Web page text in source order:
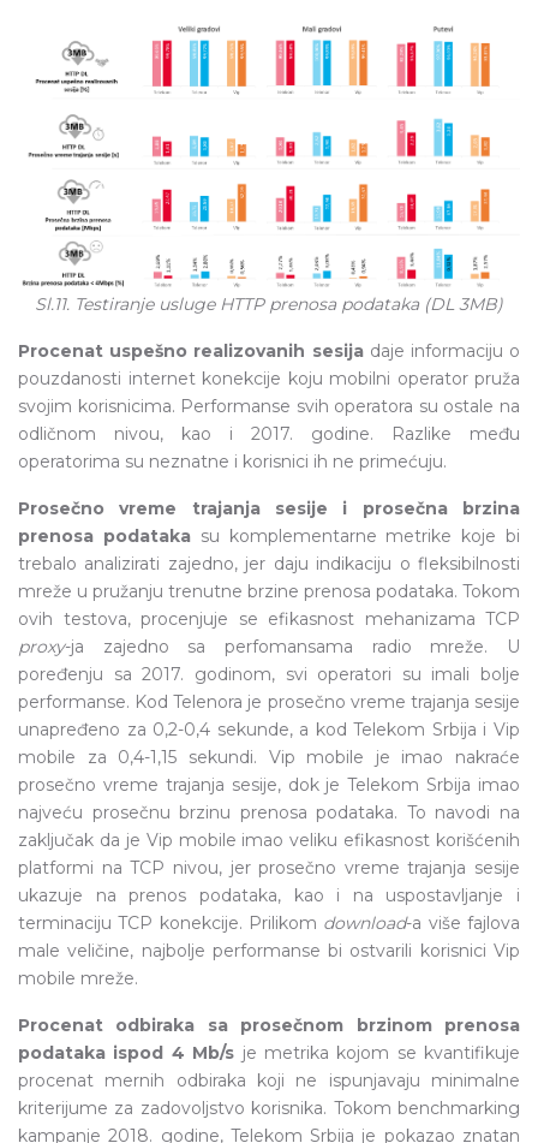
Sl.11. Testiranje usluge HTTP prenosa podataka (DL 3MB)
Procenat uspešno realizovanih sesija daje informaciju o
pouzdanosti internet konekcije koju mobilni operator pruža
svojim korisnicima. Performanse svih operatora su ostale na
odličnom nivou, kao i 2017. godine. Razlike među
operatorima su neznatne i korisnici ih ne primećuju.
Prosečno vreme trajanja sesije i prosečna brzina
prenosa podataka su komplementarne metrike koje bi
trebalo analizirati zajedno, jer daju indikaciju o fleksibilnosti
mreže u pružanju trenutne brzine prenosa podataka. Tokom
ovih testova, procenjuje se efikasnost mehanizama TCP
proxy-ja zajedno sa perfomansama radio mreže. U
poređenju sa 2017. godinom, svi operatori su imali bolje
performanse. Kod Telenora je prosečno vreme trajanja sesije
unapređeno za 0,2-0,4 sekunde, a kod Telekom Srbija i Vip
mobile za 0,4-1,15 sekundi. Vip mobile je imao nakraće
prosečno vreme trajanja sesije, dok je Telekom Srbija imao
najveću prosečnu brzinu prenosa podataka. To navodi na
zaključak da je Vip mobile imao veliku efikasnost korišćenih
platformi na TCP nivou, jer prosečno vreme trajanja sesije
ukazuje na prenos podataka, kao i na uspostavljanje i
terminaciju TCP konekcije. Prilikom download-a više fajlova
male veličine, najbolje performanse bi ostvarili korisnici Vip
mobile mreže.
Procenat odbiraka sa prosečnom brzinom prenosa
podataka ispod 4 Mb/s je metrika kojom se kvantifikuje
procenat mernih odbiraka koji ne ispunjavaju minimalne
kriterijume za zadovoljstvo korisnika. Tokom benchmarking
kampanje 2018. godine, Telekom Srbija je pokazao znatan